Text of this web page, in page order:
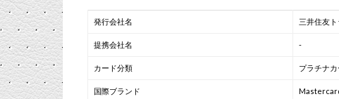
発行会社名 三井住友
提携会社名 -
カード分類 プラチナカ
国際ブランド